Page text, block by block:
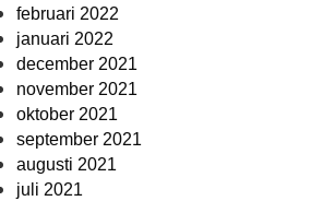
februari 2022
januari 2022
december 2021
november 2021
oktober 2021
september 2021
augusti 2021
juli 2021